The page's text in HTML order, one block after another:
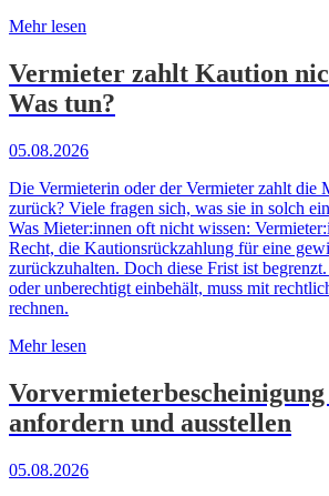
Mehr lesen
Vermieter zahlt Kaution
Was tun?
05.08.2026
Die Vermieterin oder der Vermieter zahlt die
zurück? Viele fragen sich, was sie in solch
Was Mieter:innen oft nicht wissen:
Recht, die Kautionsrückzahlung für eine
zurückzuhalten. Doch diese Frist ist
oder unberechtigt einbehält, muss mit
rechnen.
Mehr lesen
anfordern und ausstellen
05.08.2026